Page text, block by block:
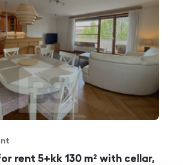
rent 5+kk 130 m² with cellar,